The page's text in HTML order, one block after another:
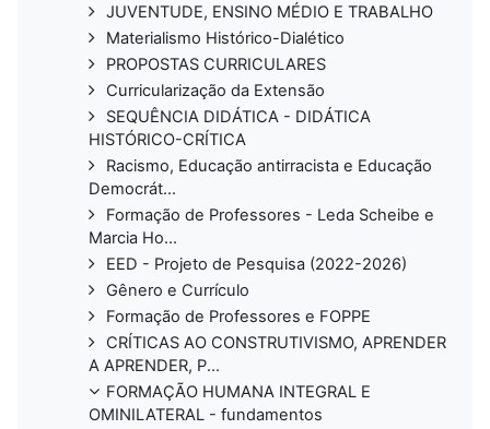
JUVENTUDE, ENSINO MÉDIO E TRABALHO
Materialismo Histórico-Dialético
PROPOSTAS CURRICULARES
Curricularização da Extensão
SEQUÊNCIA DIDÁTICA - DIDÁTICA
HISTÓRICO-CRÍTICA
Racismo, Educação antirracista e Educação
Democrát...
Formação de Professores - Leda Scheibe e
Marcia Ho...
EED - Projeto de Pesquisa (2022-2026)
Gênero e Currículo
Formação de Professores e FOPPE
CRÍTICAS AO CONSTRUTIVISMO, APRENDER
A APRENDER, P...
FORMAÇÃO HUMANA INTEGRAL E
OMINILATERAL - fundamentos